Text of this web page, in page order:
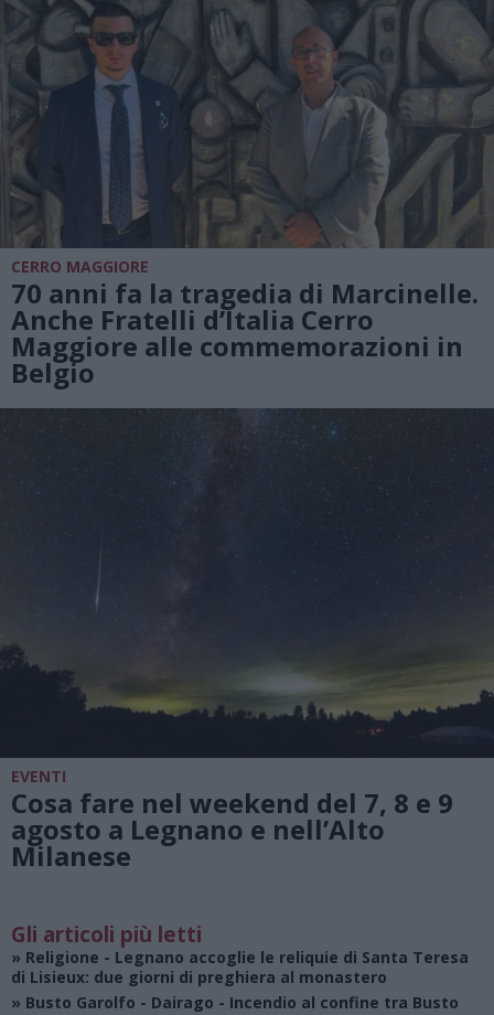
CERRO MAGGIORE
70 anni fa la tragedia di Marcinelle.
Anche Fratelli d’Italia Cerro
Maggiore alle commemorazioni in
Belgio
EVENTI
Cosa fare nel weekend del 7, 8 e 9
agosto a Legnano e nell’Alto
Milanese
Gli articoli più letti
» Religione - Legnano accoglie le reliquie di Santa Teresa
di Lisieux: due giorni di preghiera al monastero
» Busto Garolfo - Dairago - Incendio al confine tra Busto